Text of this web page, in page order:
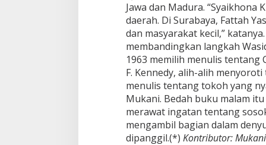
Jawa dan Madura.
daerah. Di Surabaya, Fattah
dan masyarakat kecil,”
membandingkan langkah
1963 memilih menulis tentang
F. Kennedy, alih-alih
menulis tentang tokoh yang
Mukani. Bedah buku malam
merawat ingatan tentang
mengambil bagian dalam
dipanggil.(*) Kontributor: Mukani